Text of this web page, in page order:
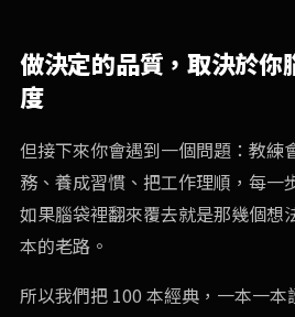
做決定的品質，取決於你
度
但接下來你會遇到一個問題：教練
務、養成習慣、把工作理順，每一
如果腦袋裡翻來覆去就是那幾個想
本的老路。
所以我們把 100 本經典，一本一本